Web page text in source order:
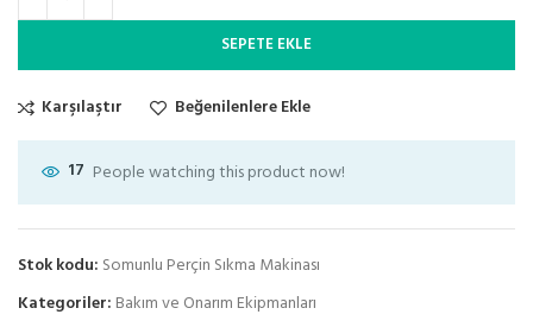
SEPETE EKLE
Karşılaştır Beğenilenlere Ekle
17 People watching this product now!
Stok kodu: Somunlu Perçin Sıkma Makinası
Kategoriler: Bakım ve Onarım Ekipmanları